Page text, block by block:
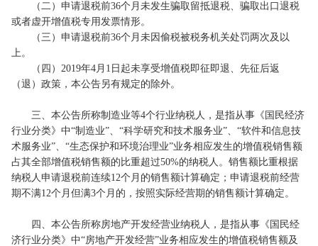
（二）申请退税前36个月未发生骗取留抵退税、骗取出口退税
或者虚开增值税专用发票情形。
（三）申请退税前36个月未因偷税被税务机关处罚两次及以
上。
（四）2019年4月1日起未享受增值税即征即退、先征后返
（退）政策，本公告另有规定的除外。
三、本公告所称制造业等4个行业纳税人，是指从事《国民经济
行业分类》中“制造业”、“科学研究和技术服务业”、“软件和信息技
术服务业”、“生态保护和环境治理业”业务相应发生的增值税销售额
占其全部增值税销售额的比重超过50%的纳税人。销售额比重根据
纳税人申请退税前连续12个月的销售额计算确定；申请退税前经营
期不满12个月但满3个月的，按照实际经营期的销售额计算确定。
四、本公告所称房地产开发经营业纳税人，是指从事《国民经
济行业分类》中“房地产开发经营”业务相应发生的增值税销售额及